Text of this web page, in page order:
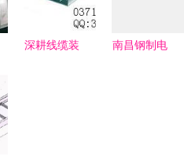
深耕线缆装
南昌钢制电